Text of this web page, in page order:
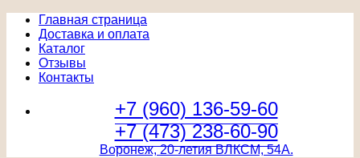
Главная страница
Доставка и оплата
Каталог
Отзывы
Контакты
+7 (960) 136-59-60
+7 (473) 238-60-90
Воронеж, 20-летия ВЛКСМ, 54А.